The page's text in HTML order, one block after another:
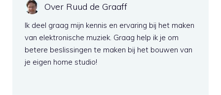
Over Ruud de Graaff
Ik deel graag mijn kennis en ervaring bij het maken
van elektronische muziek. Graag help ik je om
betere beslissingen te maken bij het bouwen van
je eigen home studio!